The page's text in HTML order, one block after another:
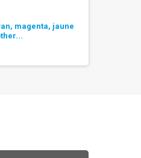
magenta, jaune